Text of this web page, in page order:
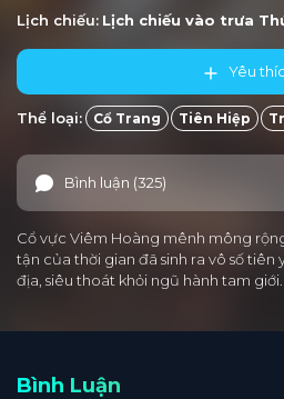
Lịch chiếu: Lịch chiếu vào trưa
Yêu
Thể loại: Cổ Trang Tiên Hiệp
Bình luận (325)
Cổ vực Viêm Hoàng mênh mông
tận của thời gian đã sinh ra vô số tiên
địa, siêu thoát khỏi ngũ hành tam
Bình Luận